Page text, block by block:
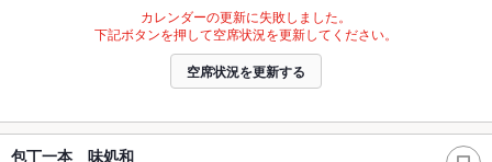
カレンダーの更新に失敗しました。
下記ボタンを押して空席状況を更新してください。
空席状況を更新する
包丁一本 味処和